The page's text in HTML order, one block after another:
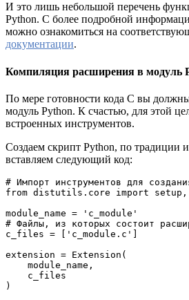
И это лишь небольшой перечень
Python. С более подробной
можно ознакомиться на
документации.
Компиляция расширения в модуль
По мере готовности кода С вы
модуль Python. К счастью, для этой
встроенных инструментов.
Создаем скрипт Python, по традиции
вставляем следующий код:
# Импорт инструментов для
from distutils.core import setup,
module_name = 'c_module'
# Файлы, из которых состоит
c_files = ['c_module.c']
extension = Extension(
    module_name,
    c_files
)